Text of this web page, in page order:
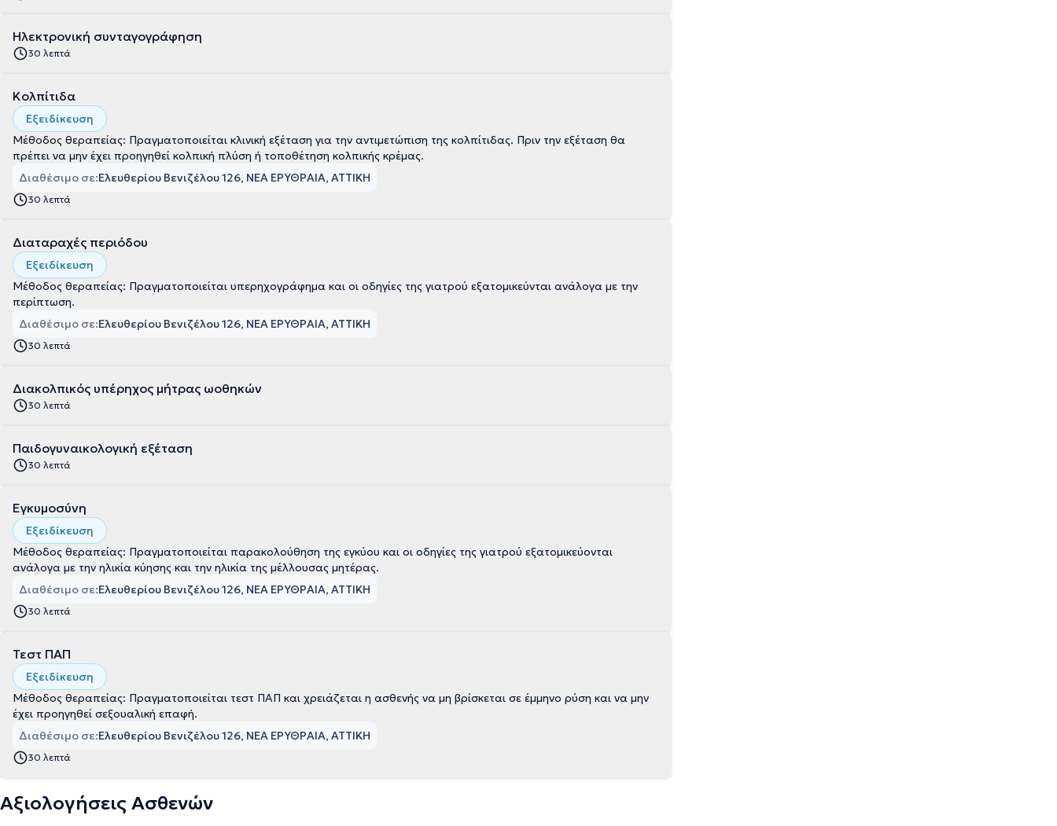
Ηλεκτρονική συνταγογράφηση
30 λεπτά
Κολπίτιδα
Εξειδίκευση
Μέθοδος θεραπείας: Πραγματοποιείται κλινική εξέταση για την αντιμετώπιση της κολπίτιδας. Πριν την εξέταση θα
πρέπει να μην έχει προηγηθεί κολπική πλύση ή τοποθέτηση κολπικής κρέμας.
Διαθέσιμο σε:Ελευθερίου Βενιζέλου 126, ΝΕΑ ΕΡΥΘΡΑΙΑ, ΑΤΤΙΚΗ
30 λεπτά
Διαταραχές περιόδου
Εξειδίκευση
Μέθοδος θεραπείας: Πραγματοποιείται υπερηχογράφημα και οι οδηγίες της γιατρού εξατομικεύνται ανάλογα με την
περίπτωση.
Διαθέσιμο σε:Ελευθερίου Βενιζέλου 126, ΝΕΑ ΕΡΥΘΡΑΙΑ, ΑΤΤΙΚΗ
30 λεπτά
Διακολπικός υπέρηχος μήτρας ωοθηκών
30 λεπτά
Παιδογυναικολογική εξέταση
30 λεπτά
Εγκυμοσύνη
Εξειδίκευση
Μέθοδος θεραπείας: Πραγματοποιείται παρακολούθηση της εγκύου και οι οδηγίες της γιατρού εξατομικεύονται
ανάλογα με την ηλικία κύησης και την ηλικία της μέλλουσας μητέρας.
Διαθέσιμο σε:Ελευθερίου Βενιζέλου 126, ΝΕΑ ΕΡΥΘΡΑΙΑ, ΑΤΤΙΚΗ
30 λεπτά
Τεστ ΠΑΠ
Εξειδίκευση
Μέθοδος θεραπείας: Πραγματοποιείται τεστ ΠΑΠ και χρειάζεται η ασθενής να μη βρίσκεται σε έμμηνο ρύση και να μην
έχει προηγηθεί σεξουαλική επαφή.
Διαθέσιμο σε:Ελευθερίου Βενιζέλου 126, ΝΕΑ ΕΡΥΘΡΑΙΑ, ΑΤΤΙΚΗ
30 λεπτά
Αξιολογήσεις Ασθενών